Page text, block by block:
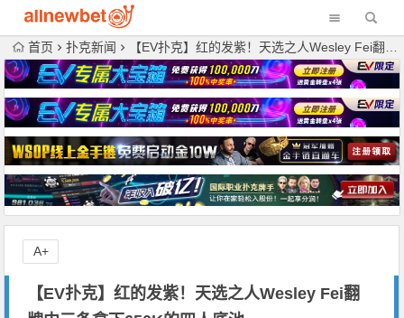
首页 扑克新闻 【EV扑克】红的发紫！天选之人Wesley Fei翻牌中三条拿下650K的四人底池
【EV扑克】红的发紫！天选之人Wesley Fei翻
A+